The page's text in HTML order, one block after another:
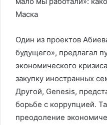
Маска
Один из проектов
будущего», предлагал
экономического
закупку иностранных
Другой, Genesis,
борьбе с коррупцией.
преодоление